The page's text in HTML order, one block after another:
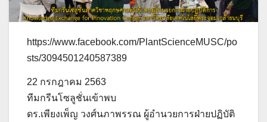
https://www.facebook.com/PlantScienceMUSC/po
sts/3094501240587389
22​ กรกฎาคม​ 2563
ทีม​กรีนโซลูชั่นเข้าพบ​
ดร.เพียงเพ็ญ วงศ์นภาพรรณ ผู้อำนวยการฝ่ายปฏิบัติ